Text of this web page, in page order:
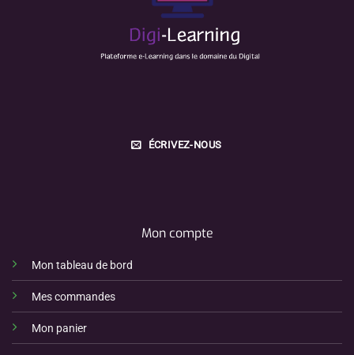
ÉCRIVEZ-NOUS
Mon compte
Mon tableau de bord
Mes commandes
Mon panier